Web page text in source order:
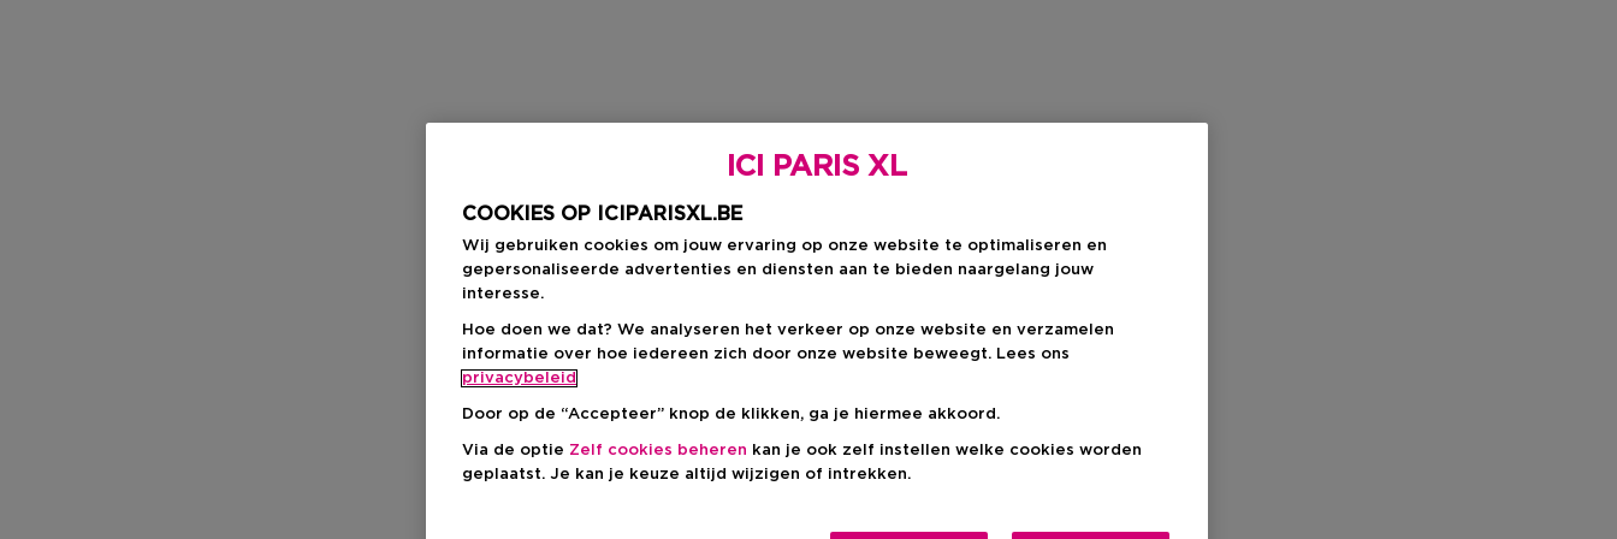
ICI PARIS XL
COOKIES OP ICIPARISXL.BE
Wij gebruiken cookies om jouw ervaring op onze website te optimaliseren en
gepersonaliseerde advertenties en diensten aan te bieden naargelang jouw
interesse.
Hoe doen we dat? We analyseren het verkeer op onze website en verzamelen
informatie over hoe iedereen zich door onze website beweegt. Lees ons
privacybeleid
Door op de “Accepteer” knop de klikken, ga je hiermee akkoord.
Via de optie Zelf cookies beheren kan je ook zelf instellen welke cookies worden
geplaatst. Je kan je keuze altijd wijzigen of intrekken.